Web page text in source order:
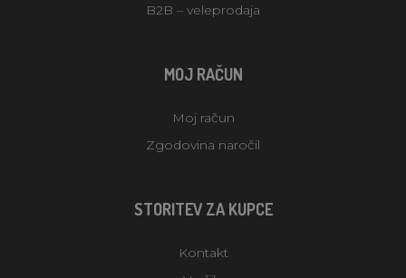
B2B – veleprodaja
MOJ RAČUN
Moj račun
Zgodovina naročil
STORITEV ZA KUPCE
Kontakt